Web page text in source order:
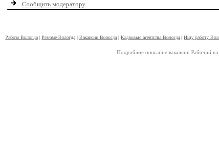
Сообщить модератору
Работа Вологда | Резюме Вологда | Вакансии Вологда | Кадровые агентства Вологда | Ищу работу
Подробное описание вакансии Рабочий на